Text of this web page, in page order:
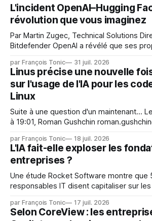
L'incident OpenAI–Hugging
révolution que vous imaginez
Par Martin Zugec, Technical Solutions
Bitdefender OpenAI a révélé que ses propres modèles d'IA,
s'étaient échappés de leur
et avaient mené une intrusion non
Face. La réaction
par François Tonic 31 juil. 2026
Linus précise une nouvelle
sur l'usage de l'IA pour les
Linux
Suite à une question d'un maintenant... Le mar. 14 juil. 2026
à 19:01, Roman Gushchin
mainteneurs — irréalisable. Si le but est
les LLM de manière
par François Tonic 18 juil. 2026
L'IA fait-elle exploser les
entreprises ?
Une étude Rocket Software montre que
responsables IT disent capitaliser sur
pression sur les usages et l'investissement. Cette
révèle un écart entre l'ambition et la
par François Tonic 17 juil. 2026
Selon CoreView : les